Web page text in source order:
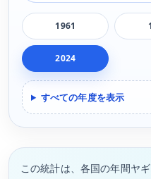
1961
2024
すべての年度を表示
この統計は、各国の年間ヤ